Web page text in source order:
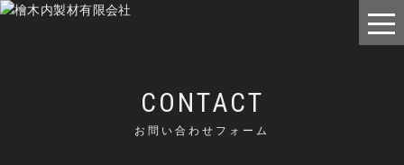
CONTACT
お問い合わせフォーム